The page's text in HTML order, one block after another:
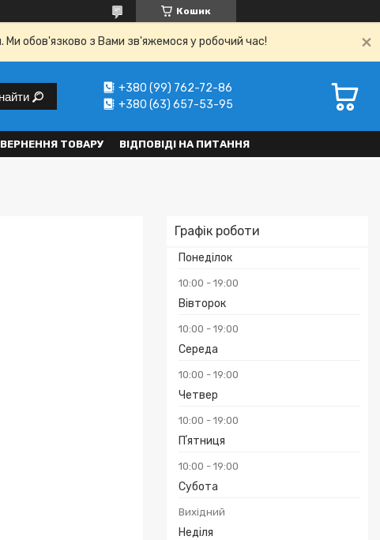
Кошик
Ми обов'язково з Вами зв'яжемося у робочий час!
+380 (99) 762-72-86
+380 (63) 657-53-95
ТОВАРУ ВІДПОВІДІ НА ПИТАННЯ
Графік роботи
Понеділок
10:00 19:00
Вівторок
10:00 19:00
Середа
10:00 19:00
Четвер
10:00 19:00
Пʼятниця
10:00 19:00
Субота
Вихідний
Неділя